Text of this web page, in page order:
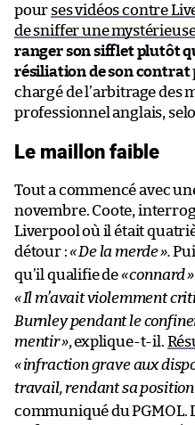
pour ses vidéos contre
de sniffer une
ranger son sifflet plutôt
résiliation de son contrat
chargé de l’arbitrage des
professionnel anglais,
Le maillon faible
Tout a commencé avec
novembre. Coote,
Liverpool où il était
détour :«De la merde».
qu’il qualifie de«connard»
«Il m’avait violemment
Burnley pendant le
mentir», explique-t-il.
«infraction grave aux
travail, rendant sa
communiqué du PGMOL.